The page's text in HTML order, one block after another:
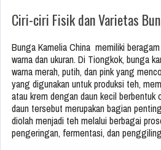
Ciri-ciri Fisik dan Varietas
Bunga Kamelia China memiliki
warna dan ukuran. Di Tiongkok, bunga
warna merah, putih, dan pink yang
yang digunakan untuk produksi teh,
atau krem dengan daun kecil berbentuk
daun tersebut merupakan bagian
diolah menjadi teh melalui berbagai
pengeringan, fermentasi, dan